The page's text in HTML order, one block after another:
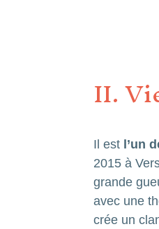
II.
Il est l’un
2015 à
grande
avec une
crée un